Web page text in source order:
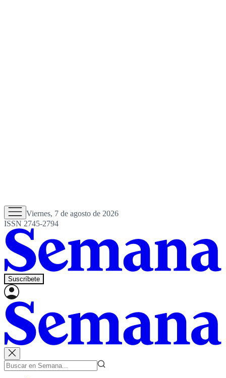
Viernes, 7 de agosto de 2026
ISSN 2745-2794
Suscríbete